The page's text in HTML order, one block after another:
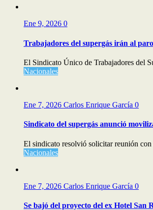
Ene 9, 2026 0
Trabajadores del supergás irán al
El Sindicato Único de Trabajadores del
Nacionales
Ene 7, 2026 Carlos Enrique García 0
Sindicato del supergás anunció
El sindicato resolvió solicitar reunión
Nacionales
Ene 7, 2026 Carlos Enrique García 0
Se bajó del proyecto del ex Hotel